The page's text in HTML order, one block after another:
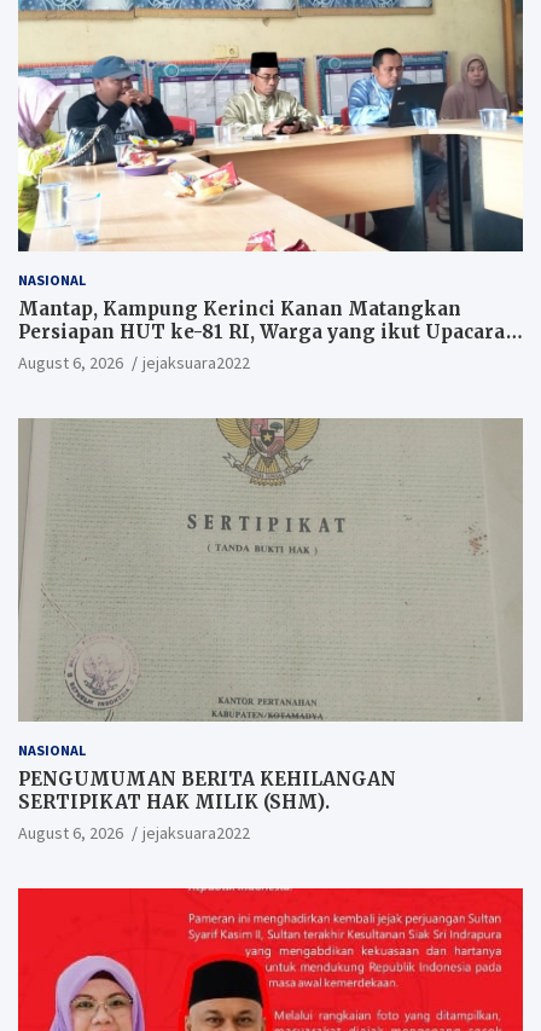
NASIONAL
Mantap, Kampung Kerinci Kanan Matangkan
Persiapan HUT ke-81 RI, Warga yang ikut Upacara
Berkesempatan Raih Hadiah
August 6, 2026 jejaksuara2022
NASIONAL
PENGUMUMAN BERITA KEHILANGAN
SERTIPIKAT HAK MILIK (SHM).
August 6, 2026 jejaksuara2022